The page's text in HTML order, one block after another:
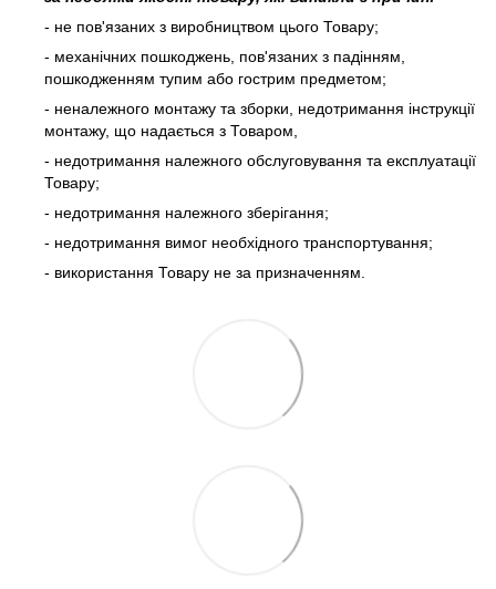
- не пов'язаних з виробництвом цього Товару;
- механічних пошкоджень, пов'язаних з падінням,
пошкодженням тупим або гострим предметом;
- неналежного монтажу та зборки, недотримання інструкції
монтажу, що надається з Товаром,
- недотримання належного обслуговування та експлуатації
Товару;
- недотримання належного зберігання;
- недотримання вимог необхідного транспортування;
- використання Товару не за призначенням.